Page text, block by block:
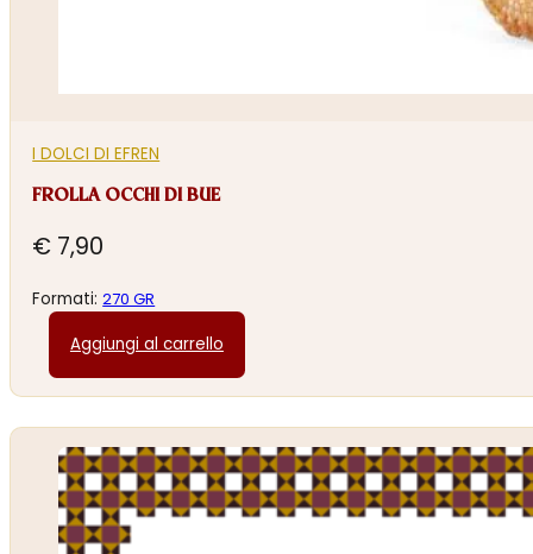
I DOLCI DI EFREN
FROLLA OCCHI DI BUE
€ 7,90
Formati:270 GR
Aggiungi al carrello